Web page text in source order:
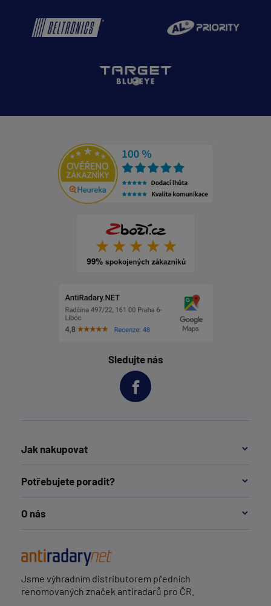
Sledujte nás
Jak nakupovat
Potřebujete poradit?
O nás
Jsme výhradním distributorem předních
renomovaných značek antiradarů pro ČR.